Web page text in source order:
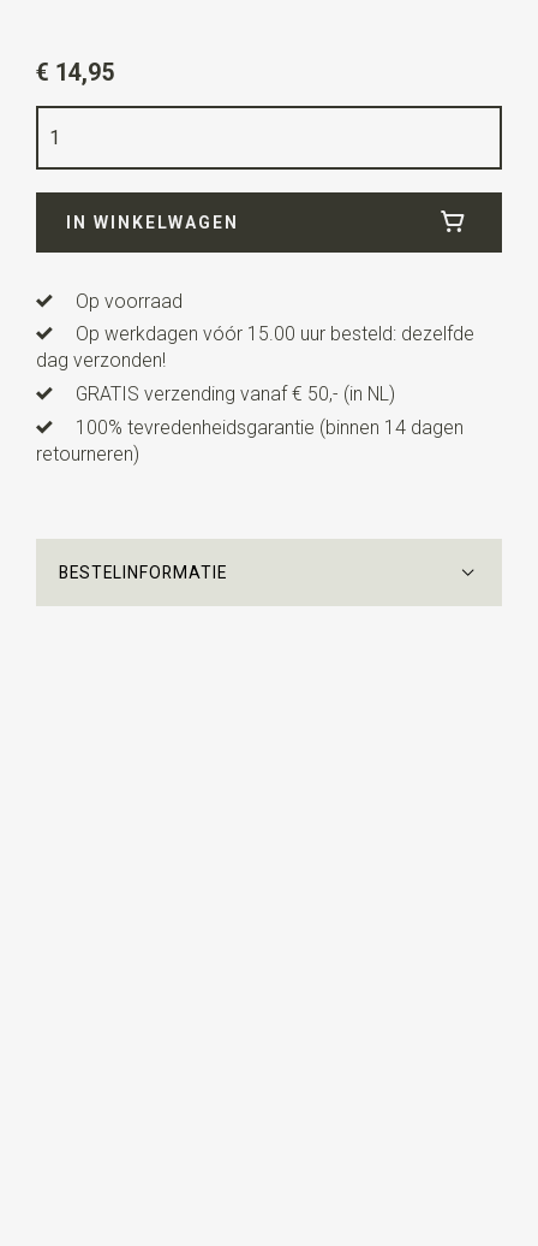
peach / blauw
Lengte
€ 14,95
IN WINKELWAGEN
Op voorraad
Op werkdagen vóór 15.00 uur besteld: dezelfde
dag verzonden!
GRATIS verzending vanaf € 50,- (in NL)
100% tevredenheidsgarantie (binnen 14 dagen
retourneren)
BESTELINFORMATIE